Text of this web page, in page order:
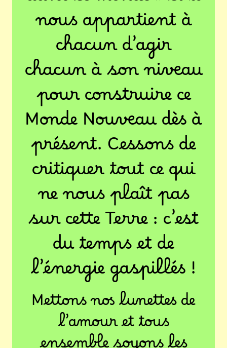
nous appartient à
chacun d’agir
chacun à son niveau
pour construire ce
Monde Nouveau dès à
présent. Cessons de
critiquer tout ce qui
ne nous plaît pas
sur cette Terre : c’est
du temps et de
l’énergie gaspillés !
Mettons nos lunettes de
l’amour et tous